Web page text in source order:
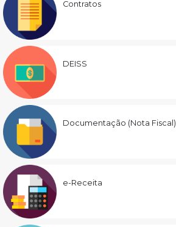
Contratos
DEISS
Documentação (Nota Fiscal)
e-Receita